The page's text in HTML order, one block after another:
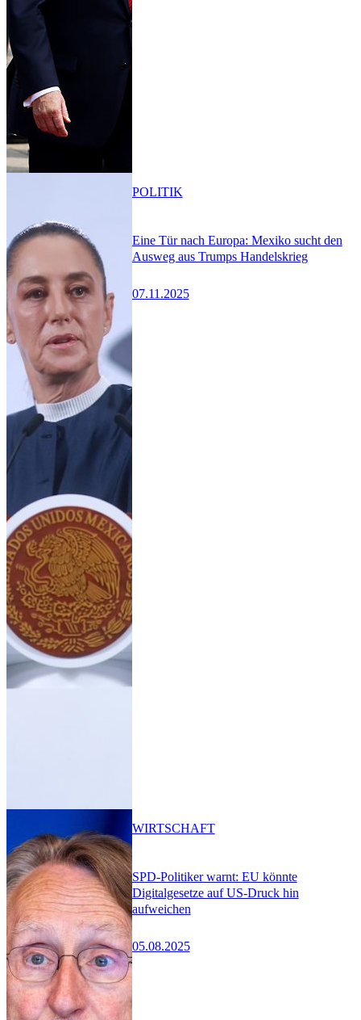
Eine Tür nach Europa: Mexiko sucht den
Ausweg aus Trumps Handelskrieg
07.11.2025
POLITIK
SPD-Politiker warnt: EU könnte
Digitalgesetze auf US-Druck hin
aufweichen
05.08.2025
WIRTSCHAFT